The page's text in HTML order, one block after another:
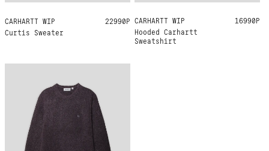
CARHARTT WIP
Curtis Sweater
M L XL 22990Р CARHARTT WIP
Hooded Carhartt
Sweatshirt
XXL 16990Р